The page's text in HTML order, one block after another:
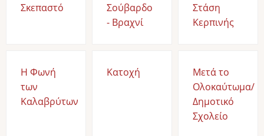
Σκεπαστό
Σούβαρδο
- Βραχνί
Στάση
Κερπινής
Η Φωνή
των
Καλαβρύτων
Κατοχή
Μετά το
Ολοκαύτωμα/
Δημοτικό
Σχολείο